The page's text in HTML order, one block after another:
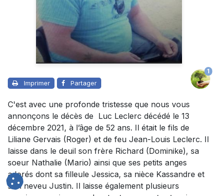
Imprimer Partager
1
C'est avec une profonde tristesse que nous vous
annonçons le décès de Luc Leclerc décédé le 13
décembre 2021, à l’âge de 52 ans. Il était le fils de
Liliane Gervais (Roger) et de feu Jean-Louis Leclerc. Il
laisse dans le deuil son frère Richard (Dominike), sa
soeur Nathalie (Mario) ainsi que ses petits anges
adorés dont sa filleule Jessica, sa nièce Kassandre et
son neveu Justin. Il laisse également plusieurs